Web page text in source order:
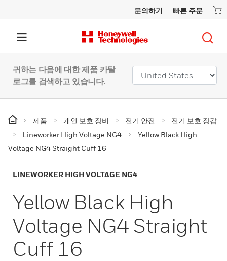
문의하기 빠른 주문
귀하는 다음에 대한 제품 카탈
로그를 검색하고 있습니다.
제품 개인 보호 장비 전기 안전
전기 보호 장갑
Lineworker High Voltage NG4
Yellow Black High
Voltage NG4 Straight Cuff 16
LINEWORKER HIGH VOLTAGE NG4
Yellow Black High
Voltage NG4 Straight
Cuff 16